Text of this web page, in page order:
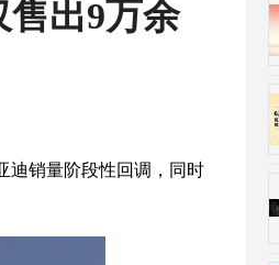
售出9万余
迪销量阶段性回调，同时